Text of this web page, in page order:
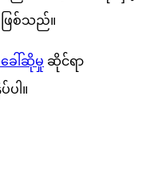
ဖစသည။
ခ ဆမ ဆငရ
ပပ ။